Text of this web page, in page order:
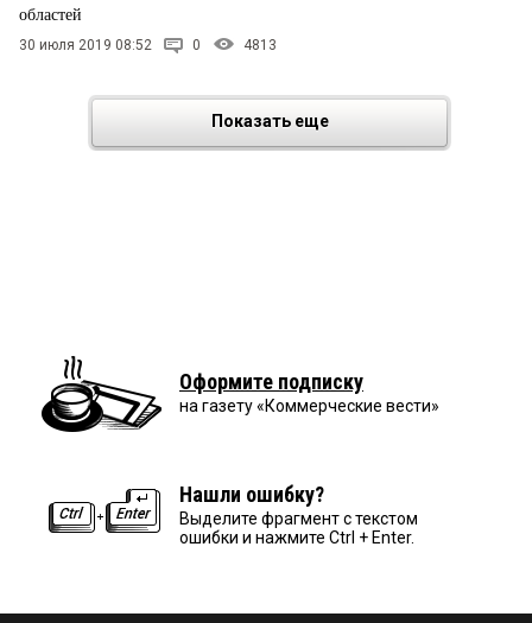
областей
30 июля 2019 08:52 0 4813
Показать еще
Оформите подписку
на газету «Коммерческие вести»
Нашли ошибку?
Выделите фрагмент с текстом
ошибки и нажмите Ctrl + Enter.